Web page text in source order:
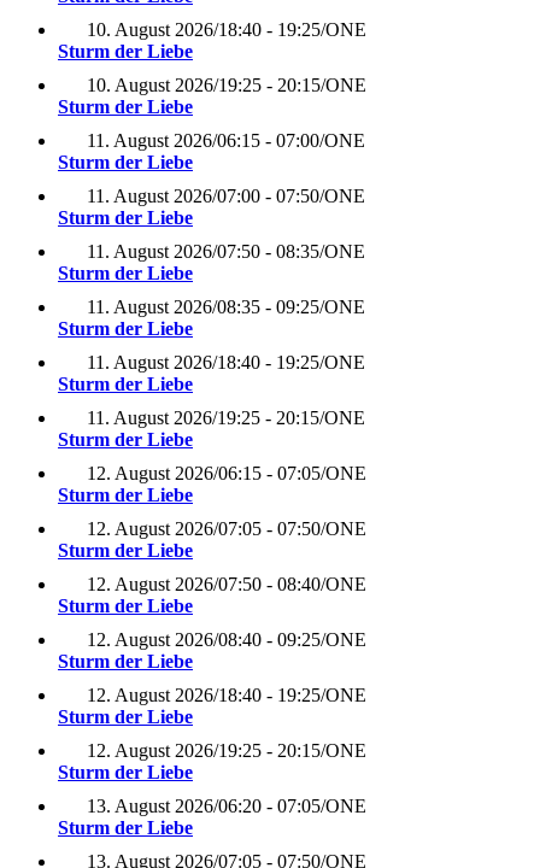
10. August 2026/18:40 - 19:25/ONE
Sturm der Liebe
10. August 2026/19:25 - 20:15/ONE
Sturm der Liebe
11. August 2026/06:15 - 07:00/ONE
Sturm der Liebe
11. August 2026/07:00 - 07:50/ONE
Sturm der Liebe
11. August 2026/07:50 - 08:35/ONE
Sturm der Liebe
11. August 2026/08:35 - 09:25/ONE
Sturm der Liebe
11. August 2026/18:40 - 19:25/ONE
Sturm der Liebe
11. August 2026/19:25 - 20:15/ONE
Sturm der Liebe
12. August 2026/06:15 - 07:05/ONE
Sturm der Liebe
12. August 2026/07:05 - 07:50/ONE
Sturm der Liebe
12. August 2026/07:50 - 08:40/ONE
Sturm der Liebe
12. August 2026/08:40 - 09:25/ONE
Sturm der Liebe
12. August 2026/18:40 - 19:25/ONE
Sturm der Liebe
12. August 2026/19:25 - 20:15/ONE
Sturm der Liebe
13. August 2026/06:20 - 07:05/ONE
Sturm der Liebe
13. August 2026/07:05 - 07:50/ONE